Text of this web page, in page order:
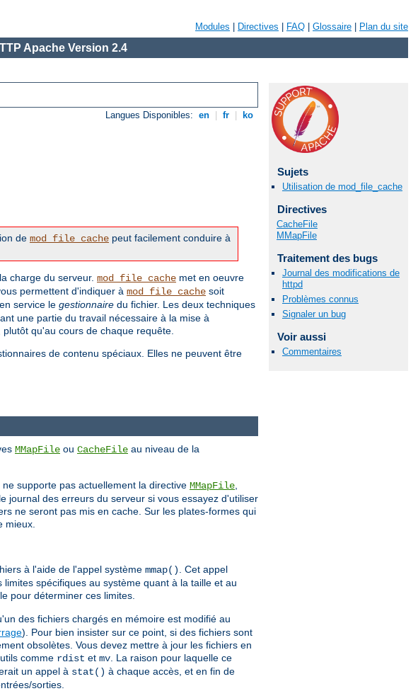
Modules Directives FAQ Glossaire Plan du site
Apache Version 2.4
Langues Disponibles: en fr ko
de mod_file_cache peut facilement conduire à
charge du serveur. mod_file_cache met en oeuvre
permettent d'indiquer à mod_file_cache soit
service le gestionnaire du fichier. Les deux techniques
une partie du travail nécessaire à la mise à
qu'au cours de chaque requête.
de contenu spéciaux. Elles ne peuvent être
Sujets
Utilisation de mod_file_cache
Directives
CacheFile
MMapFile
Traitement des bugs
Journal des modifications de
httpd
Problèmes connus
Signaler un bug
Voir aussi
Commentaires
MMapFile ou CacheFile au niveau de la
supporte pas actuellement la directive MMapFile,
journal des erreurs du serveur si vous essayez d'utiliser
ne seront pas mis en cache. Sur les plates-formes qui
mieux.
à l'aide de l'appel système mmap()
. Cet appel
spécifiques au système quant à la taille et au
pour déterminer ces limites.
des fichiers chargés en mémoire est modifié au
). Pour bien insister sur ce point, si des fichiers sont
obsolètes. Vous devez mettre à jour les fichiers en
comme rdist et mv . La raison pour laquelle ce
un appel à stat() à chaque accès, et en fin de
sorties.